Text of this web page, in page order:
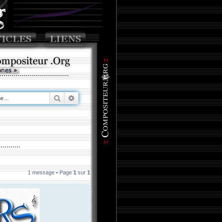
RechercherRecherche avancée
1 message • Page1sur1